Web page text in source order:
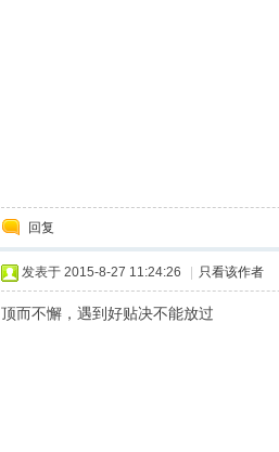
回复
发表于 2015-8-27 11:24:26 只看该作者
顶而不懈，遇到好贴决不能放过